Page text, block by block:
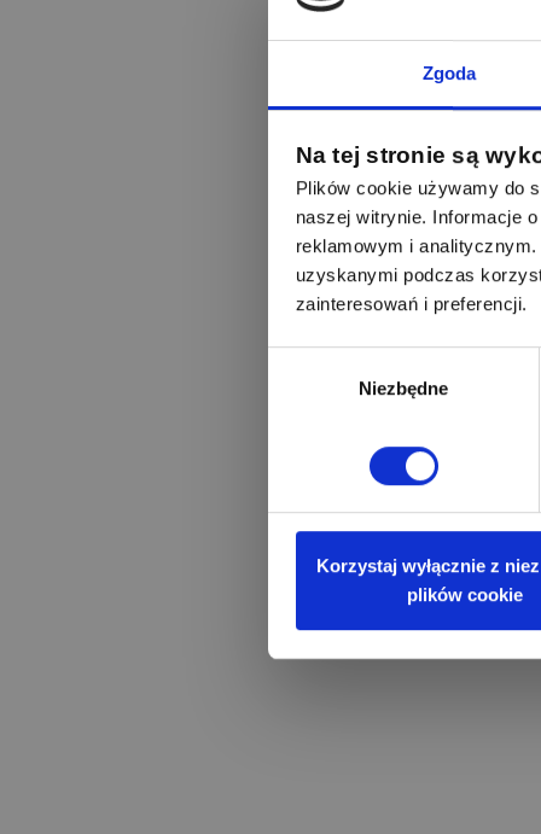
Zgoda
Na tej stronie są
Plików cookie używamy do
naszej witrynie. Informacje
reklamowym i
uzyskanymi podczas
zainteresowań i preferencji.
Niezbędne
Korzystaj wyłącznie z
plików cookie